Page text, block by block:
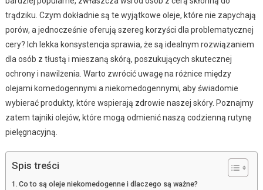
trądziku. Czym dokładnie są te wyjątkowe oleje, które nie zapychają
porów, a jednocześnie oferują szereg korzyści dla problematycznej
cery? Ich lekka konsystencja sprawia, że są idealnym rozwiązaniem
dla osób z tłustą i mieszaną skórą, poszukujących skutecznej
ochrony i nawilżenia. Warto zwrócić uwagę na różnice między
olejami komedogennymi a niekomedogennymi, aby świadomie
wybierać produkty, które wspierają zdrowie naszej skóry. Poznajmy
zatem tajniki olejów, które mogą odmienić naszą codzienną rutynę
pielęgnacyjną.
Spis treści
Co to są oleje niekomedogenne i dlaczego są ważne?